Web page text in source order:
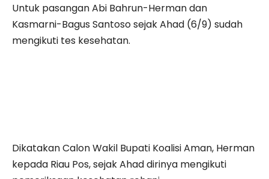
Untuk pasangan Abi Bahrun-Herman dan
Kasmarni-Bagus Santoso sejak Ahad (6/9) sudah
mengikuti tes kesehatan.
Dikatakan Calon Wakil Bupati Koalisi Aman, Herman
kepada Riau Pos, sejak Ahad dirinya mengikuti